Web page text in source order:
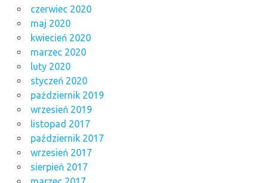
czerwiec 2020
maj 2020
kwiecień 2020
marzec 2020
luty 2020
styczeń 2020
październik 2019
wrzesień 2019
listopad 2017
październik 2017
wrzesień 2017
sierpień 2017